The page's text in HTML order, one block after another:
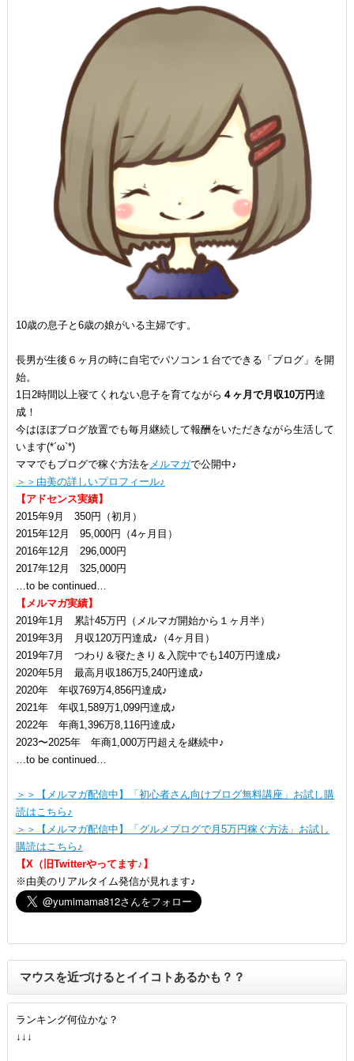
10歳の息子と6歳の娘がいる主婦です。
長男が生後６ヶ月の時に自宅でパソコン１台でできる「ブログ」を開
始。
1日2時間以上寝てくれない息子を育てながら ４ヶ月で月収10万円達
成！
今はほぼブログ放置でも毎月継続して報酬をいただきながら生活して
います(*´ω`*)
ママでもブログで稼ぐ方法を メルマガで公開中♪
＞＞由美の詳しいプロフィール♪
【アドセンス実績】
2015年9月 350円（初月）
2015年12月 95,000円（4ヶ月目）
2016年12月 296,000円
2017年12月 325,000円
…to be continued…
【メルマガ実績】
2019年1月 累計45万円（メルマガ開始から１ヶ月半）
2019年3月 月収120万円達成♪（4ヶ月目）
2019年7月 つわり＆寝たきり＆入院中でも140万円達成♪
2020年5月 最高月収186万5,240円達成♪
2020年 年収769万4,856円達成♪
2021年 年収1,589万1,099円達成♪
2022年 年商1,396万8,116円達成♪
2023〜2025年 年商1,000万円超えを継続中♪
…to be continued…
＞＞【メルマガ配信中】「初心者さん向けブログ無料講座」お試し購
読はこちら♪
＞＞【メルマガ配信中】「グルメブログで月5万円稼ぐ方法」お試し
購読はこちら♪
【X（旧Twitterやってます♪】
※由美のリアルタイム発信が見れます♪
マウスを近づけるとイイコトあるかも？？
ランキング何位かな？
↓↓↓